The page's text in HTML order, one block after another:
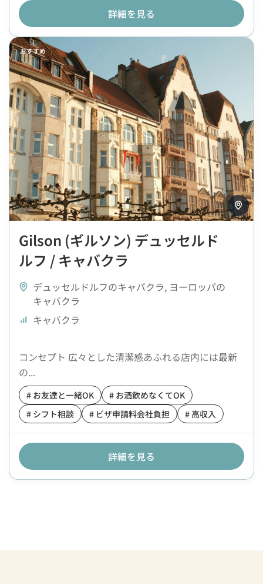
詳細を見る
おすすめ
Gilson (ギルソン) デュッセルド
ルフ / キャバクラ
デュッセルドルフのキャバクラ, ヨーロッパの
キャバクラ
キャバクラ
コンセプト 広々とした清潔感あふれる店内には最新
の...
# お友達と一緒OK
# お酒飲めなくてOK
# シフト相談
# ビザ申請料会社負担 # 高収入
詳細を見る